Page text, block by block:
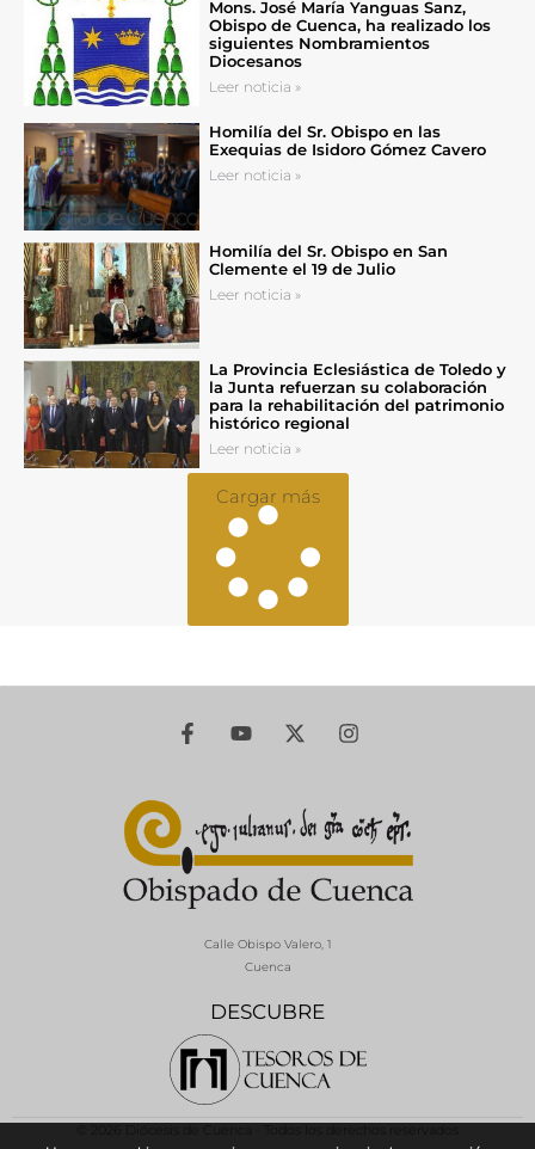
Mons. José María Yanguas Sanz,
Obispo de Cuenca, ha realizado los
siguientes Nombramientos
Diocesanos
Leer noticia »
Homilía del Sr. Obispo en las
Exequias de Isidoro Gómez Cavero
Leer noticia »
Homilía del Sr. Obispo en San
Clemente el 19 de Julio
Leer noticia »
La Provincia Eclesiástica de Toledo y
la Junta refuerzan su colaboración
para la rehabilitación del patrimonio
histórico regional
Leer noticia »
Cargar más
DESCUBRE
Calle Obispo Valero, 1
Cuenca